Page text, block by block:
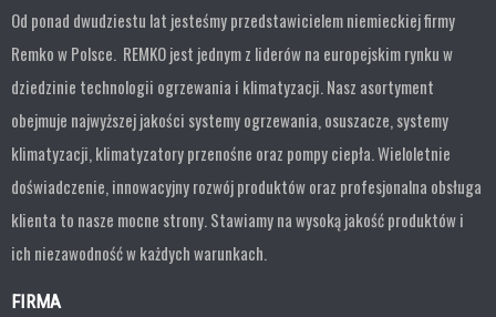
Od ponad dwudziestu lat jesteśmy przedstawicielem niemieckiej firmy
Remko w Polsce. REMKO jest jednym z liderów na europejskim rynku w
dziedzinie technologii ogrzewania i klimatyzacji. Nasz asortyment
obejmuje najwyższej jakości systemy ogrzewania, osuszacze, systemy
klimatyzacji, klimatyzatory przenośne oraz pompy ciepła. Wieloletnie
doświadczenie, innowacyjny rozwój produktów oraz profesjonalna obsługa
klienta to nasze mocne strony. Stawiamy na wysoką jakość produktów i
ich niezawodność w każdych warunkach.
FIRMA